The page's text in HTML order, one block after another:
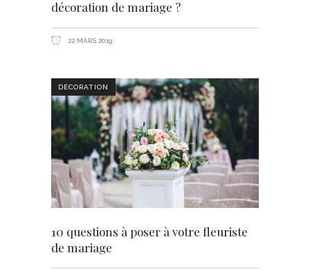
décoration de mariage ?
22 MARS 2019
DÉCORATION
10 questions à poser à votre fleuriste
de mariage